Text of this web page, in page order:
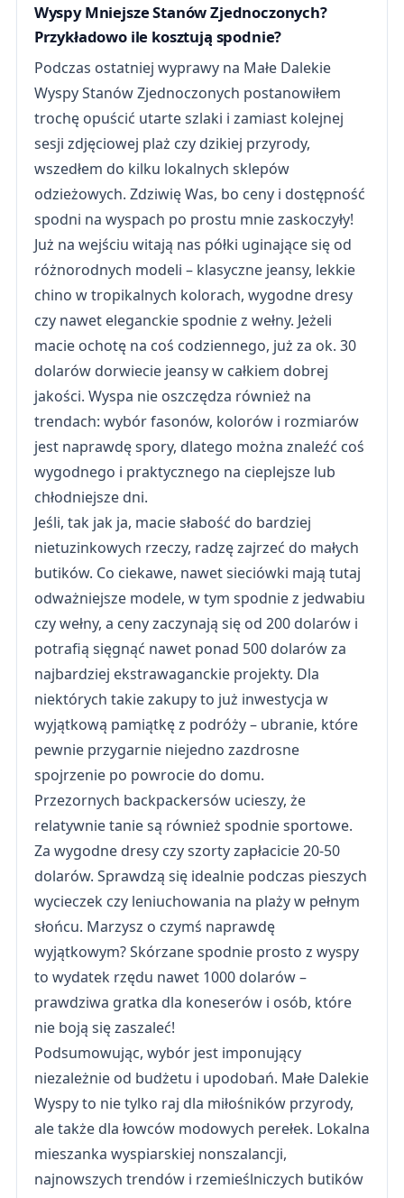
Wyspy Mniejsze Stanów Zjednoczonych?
Przykładowo ile kosztują spodnie?
Podczas ostatniej wyprawy na Małe Dalekie
Wyspy Stanów Zjednoczonych postanowiłem
trochę opuścić utarte szlaki i zamiast kolejnej
sesji zdjęciowej plaż czy dzikiej przyrody,
wszedłem do kilku lokalnych sklepów
odzieżowych. Zdziwię Was, bo ceny i dostępność
spodni na wyspach po prostu mnie zaskoczyły!
Już na wejściu witają nas półki uginające się od
różnorodnych modeli – klasyczne jeansy, lekkie
chino w tropikalnych kolorach, wygodne dresy
czy nawet eleganckie spodnie z wełny. Jeżeli
macie ochotę na coś codziennego, już za ok. 30
dolarów dorwiecie jeansy w całkiem dobrej
jakości. Wyspa nie oszczędza również na
trendach: wybór fasonów, kolorów i rozmiarów
jest naprawdę spory, dlatego można znaleźć coś
wygodnego i praktycznego na cieplejsze lub
chłodniejsze dni.
Jeśli, tak jak ja, macie słabość do bardziej
nietuzinkowych rzeczy, radzę zajrzeć do małych
butików. Co ciekawe, nawet sieciówki mają tutaj
odważniejsze modele, w tym spodnie z jedwabiu
czy wełny, a ceny zaczynają się od 200 dolarów i
potrafią sięgnąć nawet ponad 500 dolarów za
najbardziej ekstrawaganckie projekty. Dla
niektórych takie zakupy to już inwestycja w
wyjątkową pamiątkę z podróży – ubranie, które
pewnie przygarnie niejedno zazdrosne
spojrzenie po powrocie do domu.
Przezornych backpackersów ucieszy, że
relatywnie tanie są również spodnie sportowe.
Za wygodne dresy czy szorty zapłacicie 20-50
dolarów. Sprawdzą się idealnie podczas pieszych
wycieczek czy leniuchowania na plaży w pełnym
słońcu. Marzysz o czymś naprawdę
wyjątkowym? Skórzane spodnie prosto z wyspy
to wydatek rzędu nawet 1000 dolarów –
prawdziwa gratka dla koneserów i osób, które
nie boją się zaszaleć!
Podsumowując, wybór jest imponujący
niezależnie od budżetu i upodobań. Małe Dalekie
Wyspy to nie tylko raj dla miłośników przyrody,
ale także dla łowców modowych perełek. Lokalna
mieszanka wyspiarskiej nonszalancji,
najnowszych trendów i rzemieślniczych butików